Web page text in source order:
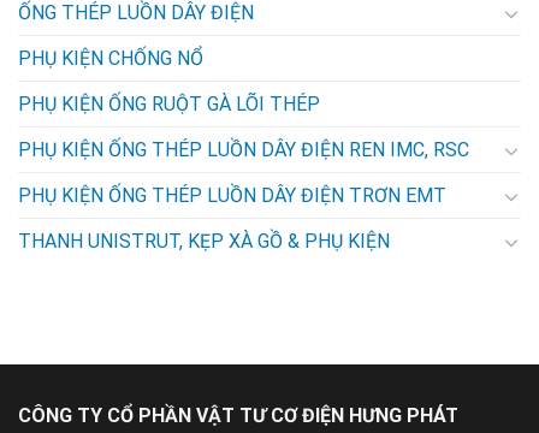
ỐNG THÉP LUỒN DÂY ĐIỆN
PHỤ KIỆN CHỐNG NỔ
PHỤ KIỆN ỐNG RUỘT GÀ LÕI THÉP
PHỤ KIỆN ỐNG THÉP LUỒN DÂY ĐIỆN REN IMC, RSC
PHỤ KIỆN ỐNG THÉP LUỒN DÂY ĐIỆN TRƠN EMT
THANH UNISTRUT, KẸP XÀ GỒ & PHỤ KIỆN
CÔNG TY CỔ PHẦN VẬT TƯ CƠ ĐIỆN HƯNG PHÁT